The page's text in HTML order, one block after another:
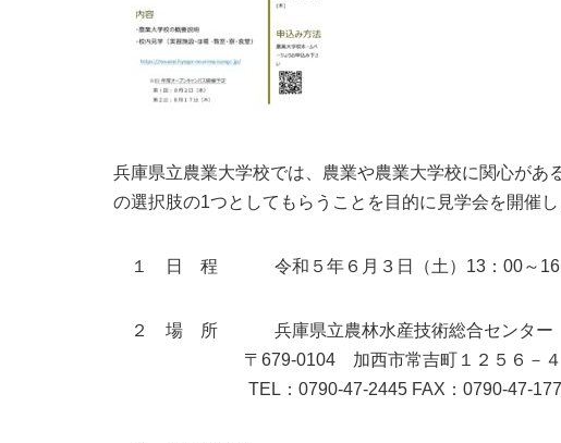
兵庫県立農業大学校では、農業や農業大学校に関心が
の選択肢の1つとしてもらうことを目的に見学会を開催し
１ 日 程 令和５年６月３日（土）13：00～
２ 場 所 兵庫県立農林水産技術総合センタ
〒679-0104 加西市常吉町１２５６
TEL：0790-47-2445 FAX：0790-47-